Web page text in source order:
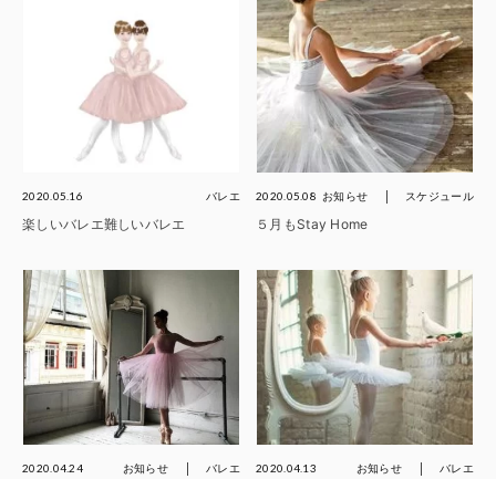
2020.05.16 バレエ
楽しいバレエ難しいバレエ
2020.05.08 お知らせ スケジュール
５月もStay Home
2020.04.24 お知らせ バレエ 2020.04.13 お知らせ バレエ